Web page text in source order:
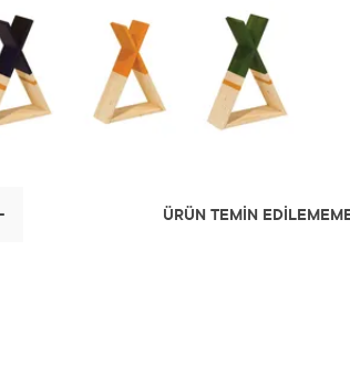
ÜRÜN TEMİN